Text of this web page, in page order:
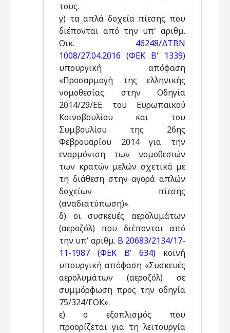
τους.
γ) τα απλά δοχεία πίεσης που
διέπονται από την υπ' αριθμ.
Οικ. 46248/ΔΤΒΝ
1008/27.04.2016 (ΦΕΚ Β' 1339)
υπουργική απόφαση
«Προσαρμογή της ελληνικής
νομοθεσίας στην Οδηγία
2014/29/ΕΕ του Ευρωπαϊκού
Κοινοβουλίου και του
Συμβουλίου της 26ης
Φεβρουαρίου 2014 για την
εναρμόνιση των νομοθεσιών
των κρατών μελών σχετικά με
τη διάθεση στην αγορά απλών
δοχείων πίεσης
(αναδιατύπωση)».
δ) οι συσκευές αερολυμάτων
(αεροζόλ) που διέπονται από
την υπ' αριθμ. Β 20683/2134/17-
11-1987 (ΦΕΚ Β' 634) κοινή
υπουργική απόφαση «Συσκευές
αερολυμάτων (αεροζόλ) σε
συμμόρφωση προς την οδηγία
75/324/ΕΟΚ».
ε) ο εξοπλισμός που
προορίζεται για τη λειτουργία